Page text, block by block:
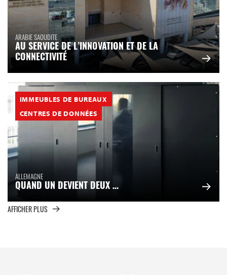
ARABIE SAOUDITE
AU SERVICE DE L’INNOVATION ET DE LA
CONNECTIVITÉ
IMMEUBLES DE BUREAUX
CENTRES DE DONNÉES
ALLEMAGNE
QUAND UN DEVIENT DEUX …
AFFICHER PLUS